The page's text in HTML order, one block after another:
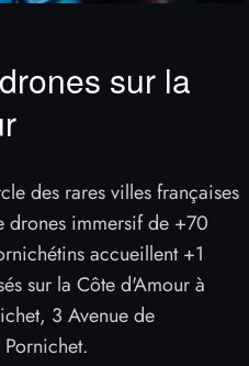
sur la
des rares villes françaises
drones immersif de +70
accueillent +1
sur la Côte d'Amour à
3 Avenue de